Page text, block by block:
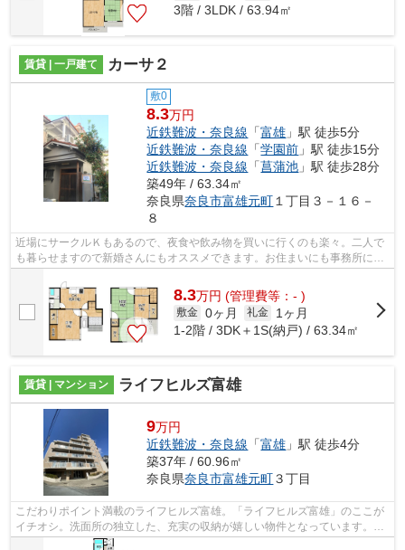
3階 / 3LDK / 63.94㎡
賃貸 | 一戸建て カーサ２
敷0
8.3万円
近鉄難波・奈良線 「富雄 」駅 徒歩5分
近鉄難波・奈良線 「学園前 」駅 徒歩15分
近鉄難波・奈良線 「菖蒲池 」駅 徒歩28分
築49年 / 63.34㎡
奈良県奈良市富雄元町 １丁目３－１６－
８
近場にサークルＫもあるので、夜食や飲み物を買いに行くのも楽々。二人で
も暮らせますので新婚さんにもオススメできます。お住まいにも事務所にも
8.3万円 (管理費等：- )
敷金 0ヶ月 礼金
1ヶ月
1-2階 / 3DK＋1S(納戸) / 63.34㎡
賃貸 | マンション ライフヒルズ富雄
9万円
近鉄難波・奈良線 「富雄 」駅 徒歩4分
築37年 / 60.96㎡
奈良県奈良市富雄元町３丁目
こだわりポイント満載のライフヒルズ富雄。「ライフヒルズ富雄」のここが
イチオシ。洗面所の独立した、充実の収納が嬉しい物件となっています。料
理を一気に作れるため毎日忙しい人に...